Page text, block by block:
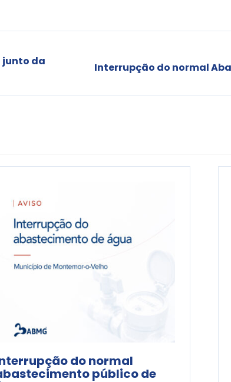
junto da
Interrupção do normal
do normal
público de